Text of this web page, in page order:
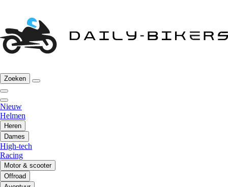
Zoeken
Nieuw
Helmen
Heren
Dames
High-tech
Racing
Motor & scooter
Offroad